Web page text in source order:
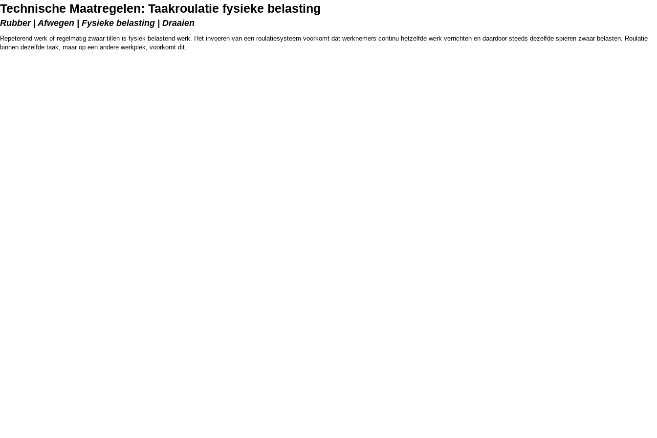
Technische Maatregelen: Taakroulatie fysieke belasting
Rubber | Afwegen | Fysieke belasting | Draaien
Repeterend werk of regelmatig zwaar tillen is fysiek belastend werk. Het invoeren van een roulatiesysteem voorkomt dat werknemers continu hetzelfde werk verrichten en daardoor steeds dezelfde spieren zwaar belasten. Roulatie
binnen dezelfde taak, maar op een andere werkplek, voorkomt dit.